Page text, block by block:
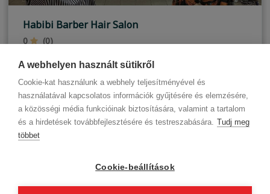
A webhelyen használt sütikről
Cookie-kat használunk a webhely teljesítményével és
használatával kapcsolatos információk gyűjtésére és elemzésére,
a közösségi média funkcióinak biztosítására, valamint a tartalom
és a hirdetések továbbfejlesztésére és testreszabására. Tudj meg
többet
Cookie-beállítások
Habibi Barber Hair Salon
0
(0)